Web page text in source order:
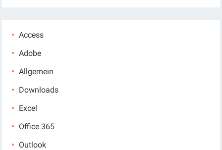
Access
Adobe
Allgemein
Downloads
Excel
Office 365
Outlook